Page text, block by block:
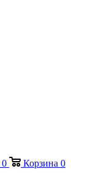
0 Корзина 0